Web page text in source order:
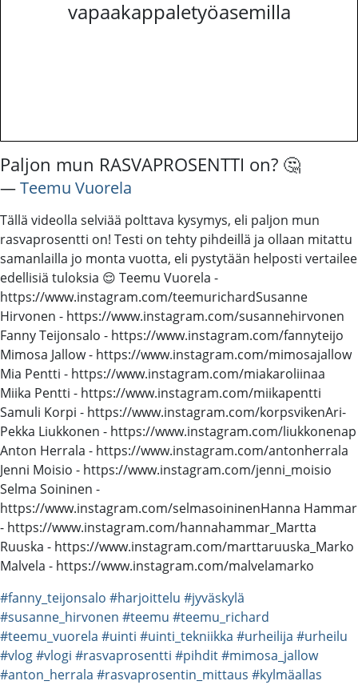
vapaakappaletyöasemilla
Paljon mun RASVAPROSENTTI on? 🤔
―Teemu Vuorela
Tällä videolla selviää polttava kysymys, eli paljon mun
rasvaprosentti on! Testi on tehty pihdeillä ja ollaan mitattu
samanlailla jo monta vuotta, eli pystytään helposti vertailee
edellisiä tuloksia 😌 Teemu Vuorela -
https://www.instagram.com/teemurichard​​​ Susanne
Hirvonen - https://www.instagram.com/susannehirvonen
Fanny Teijonsalo - https://www.instagram.com/fannyteijo​​​
Mimosa Jallow - https://www.instagram.com/mimosajallow​​​
Mia Pentti - https://www.instagram.com/miakaroliinaa
Miika Pentti - https://www.instagram.com/miikapentti​​
Samuli Korpi - https://www.instagram.com/korpsviken​ Ari-
Pekka Liukkonen - https://www.instagram.com/liukkonenap​
Anton Herrala - https://www.instagram.com/antonherrala​
Jenni Moisio - https://www.instagram.com/jenni_moisio​
Selma Soininen -
https://www.instagram.com/selmasoininen​ Hanna Hammar
- https://www.instagram.com/hannahammar_​ Martta
Ruuska - https://www.instagram.com/marttaruuska_​ Marko
Malvela - https://www.instagram.com/malvelamarko
#fanny_teijonsalo #harjoittelu #jyväskylä
#susanne_hirvonen #teemu #teemu_richard
#teemu_vuorela #uinti #uinti_tekniikka #urheilija #urheilu
#vlog#vlogi #rasvaprosentti #pihdit#mimosa_jallow
#anton_herrala #rasvaprosentin_mittaus #kylmäallas